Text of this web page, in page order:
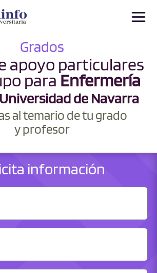
Grados
apoyo particulares
paraEnfermería
de Navarra
al temario de tu grado
y profesor
información